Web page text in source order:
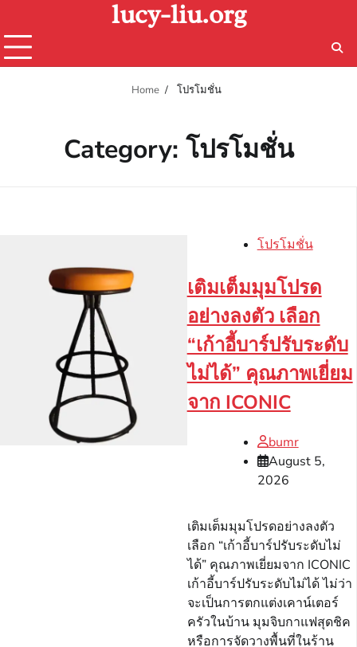
content
lucy-liu.org
Home โปรโมชั่น
Category: โปรโมชั่น
โปรโมชั่น
เติมเต็มมุมโปรด
อย่างลงตัว เลือก
“เก้าอี้บาร์ปรับระดับ
ไม่ได้” คุณภาพเยี่ยม
จาก ICONIC
bumr
August 5,
2026
เติมเต็มมุมโปรดอย่างลงตัว
เลือก “เก้าอี้บาร์ปรับระดับไม่
ได้” คุณภาพเยี่ยมจาก ICONIC
เก้าอี้บาร์ปรับระดับไม่ได้ ไม่ว่า
จะเป็นการตกแต่งเคาน์เตอร์
ครัวในบ้าน มุมจิบกาแฟสุดชิค
หรือการจัดวางพื้นที่ในร้าน